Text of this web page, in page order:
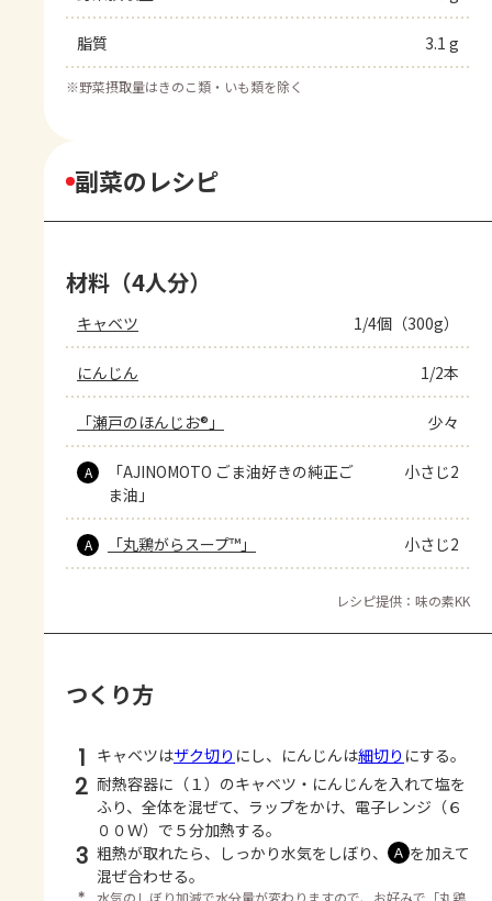
脂質 3.1 g
※野菜摂取量はきのこ類・いも類を除く
副菜のレシピ
材料（4人分）
キャベツ 1/4個（300g）
にんじん 1/2本
「瀬戸のほんじお®」 少々
A
「AJINOMOTO ごま油好きの純正ご
ま油」
小さじ2
A 「丸鶏がらスープ™」 小さじ2
レシピ提供：味の素KK
つくり方
1 キャベツはザク切り にし、にんじんは細切り にする。
2 耐熱容器に（１）のキャベツ・にんじんを入れて塩を
ふり、全体を混ぜて、ラップをかけ、電子レンジ（６
００Ｗ）で５分加熱する。
3 粗熱が取れたら、しっかり水気をしぼり、 Ａ を加えて
混ぜ合わせる。
＊